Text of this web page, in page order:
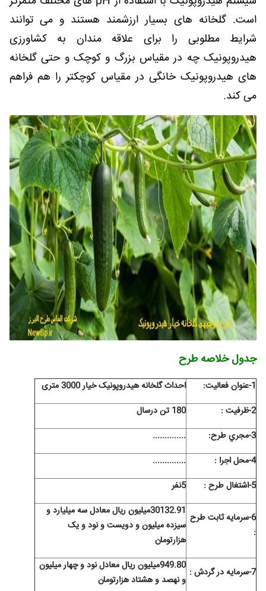
است. گلخانه های بسیار ارزشمند هستند و می توانند
شرایط مطلوبی را برای علاقه مندان به کشاورزی
هیدروپونیک چه در مقیاس بزرگ و کوچک و حتی گلخانه
های هیدروپونیک خانگی در مقیاس کوچکتر را هم فراهم
می کند.
جدول خلاصه طرح
1-عنوان فعاليت:
احداث گلخانه هیدروپونیک خیار 3000 متری
2-ظرفيت :
180 تن درسال
3-مجري طرح:
..............
4-محل اجرا :
..............
5-اشتغال طرح :
5نفر
6-سرمايه ثابت طرح
:
30132.91میلیون ریال معادل سه میلیارد و
سیزده میلیون و دویست و نود و یک
هزارتومان
7-سرمايه در گردش :
949.80میلیون ریال معادل نود و چهار میلیون
و نهصد و هشتاد هزارتومان